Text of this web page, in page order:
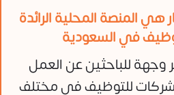
هي المنصة المحلية الرائدة
في السعودية
وجهة للباحثين عن العمل
للتوظيف في مختلف